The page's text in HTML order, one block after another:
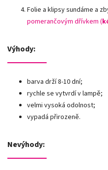
Folie a klipsy sundáme a
pomerančovým dřívkem (
Výhody:
barva drží 8-10 dní;
rychle se vytvrdí v lampě;
velmi vysoká odolnost;
vypadá přirozeně.
Nevýhody: